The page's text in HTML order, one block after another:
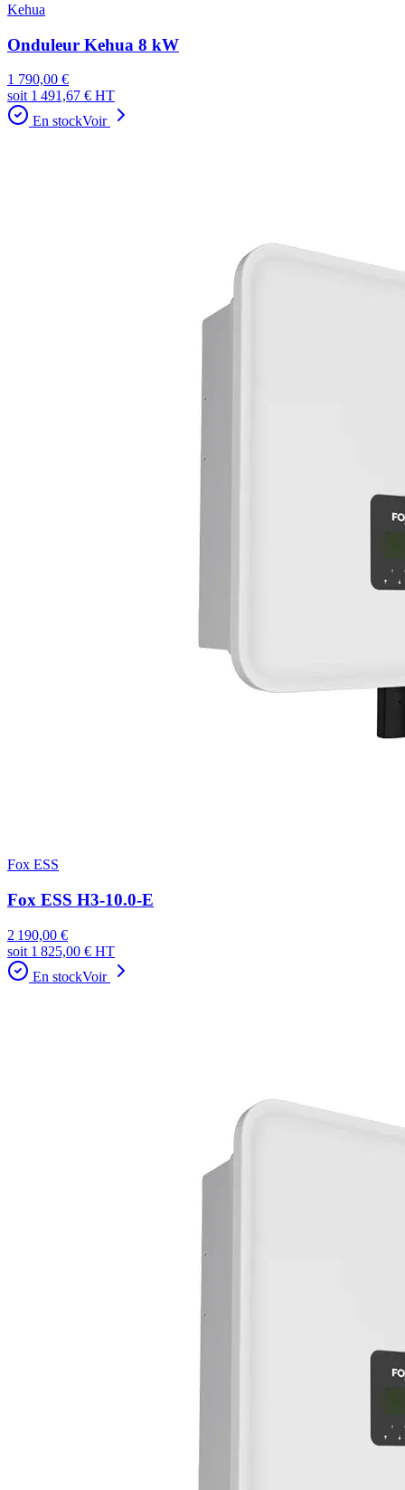
Kehua
Onduleur Kehua 8 kW
1 790,00 €
soit 1 491,67 € HT
En stockVoir
Fox ESS
Fox ESS H3-10.0-E
2 190,00 €
soit 1 825,00 € HT
En stockVoir